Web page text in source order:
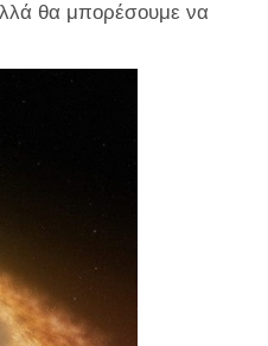
θα μπορέσουμε να